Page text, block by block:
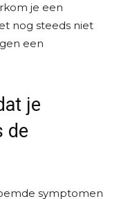
je een
nog steeds niet
een
je
de
symptomen